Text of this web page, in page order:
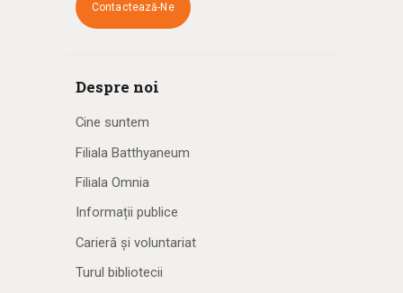
Contactează-Ne
Despre noi
Cine suntem
Filiala Batthyaneum
Filiala Omnia
Informații publice
Carieră și voluntariat
Turul bibliotecii